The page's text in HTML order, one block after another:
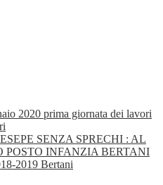
2020 prima giornata dei lavori
SENZA SPRECHI : AL
POSTO INFANZIA BERTANI
2019 Bertani